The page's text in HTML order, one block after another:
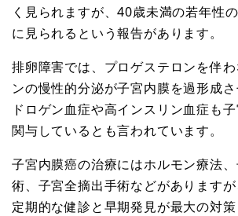
く見られますが、40歳未満の若年性
に見られるという報告があります。
排卵障害では、プロゲステロンを伴
ンの慢性的分泌が子宮内膜を過形成
ドロゲン血症や高インスリン血症も
関与しているとも言われています。
子宮内膜癌の治療にはホルモン療法
術、子宮全摘出手術などがあります
定期的な健診と早期発見が最大の対